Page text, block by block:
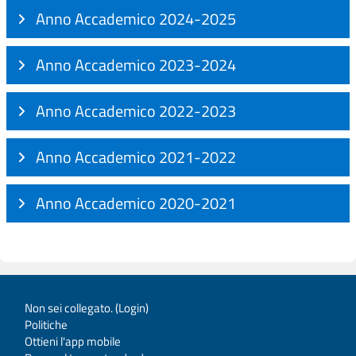
Anno Accademico 2024-2025
Anno Accademico 2023-2024
Anno Accademico 2022-2023
Anno Accademico 2021-2022
Anno Accademico 2020-2021
Non sei collegato. (Login)
Politiche
Ottieni l'app mobile